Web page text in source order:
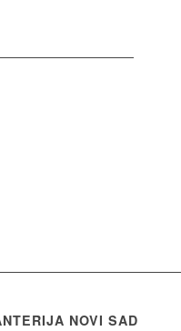
NOVI SAD